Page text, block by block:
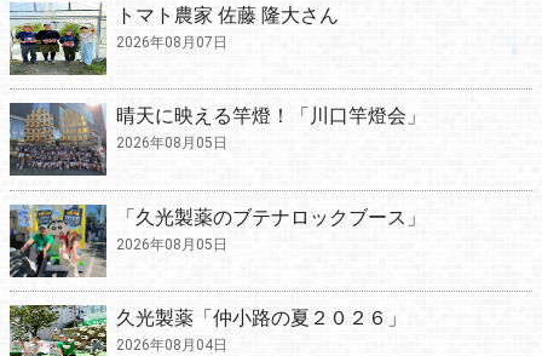
トマト農家 佐藤 隆大さん
2026年08月07日
晴天に映える竿燈！「川口竿燈会」
2026年08月05日
「久光製薬のブテナロックブース」
2026年08月05日
久光製薬「仲小路の夏２０２６」
2026年08月04日